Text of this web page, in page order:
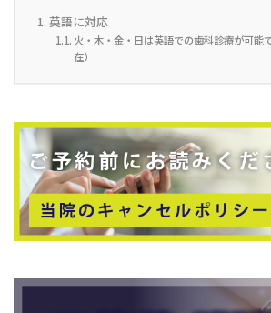
英語に対応
火・木・金・日は英語での歯科診療が可能
在）